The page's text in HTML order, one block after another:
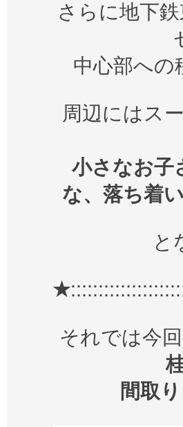
さらに地下
中心部への
周辺にはス
小さなお子
な、落ち着
と
★
それでは今
間取り